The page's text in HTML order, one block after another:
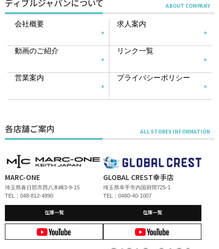
ディブルジャパンについて
会社概要 求人案内
動画のご紹介 リンク一覧
営業案内 プライバシーポリシー
各店舗ご案内
MARC-ONE
埼玉県春日部市西八木崎3-9-15
TEL：048-812-4890
在庫一覧
GLOBAL CREST幸手店
埼玉県幸手市内国府間725-1
TEL：0480-40-1007
在庫一覧